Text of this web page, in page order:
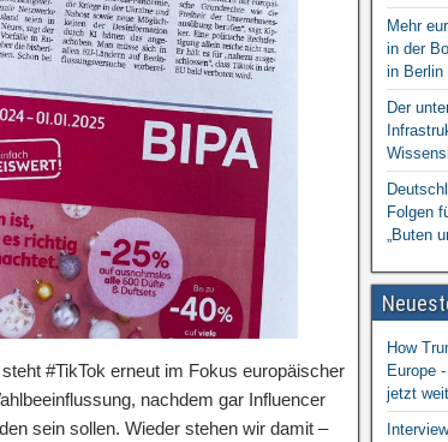
#TikTok erneut im Fokus europäischer
nachdem gar Influencer
sein sollen. Wieder stehen wir damit –
Mehr
in der
in Berlin
Der
Folgen
„Buten
How
Europe
jetzt